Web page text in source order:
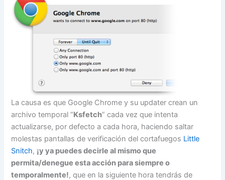
La causa es que Google Chrome y su updater crean un
archivo temporal “Ksfetch” cada vez que intenta
actualizarse, por defecto a cada hora, haciendo saltar
molestas pantallas de verificación del cortafuegos Little
Snitch, ¡y ya puedes decirle al mismo que
permita/denegue esta acción para siempre o
temporalmente!, que en la siguiente hora tendrás de